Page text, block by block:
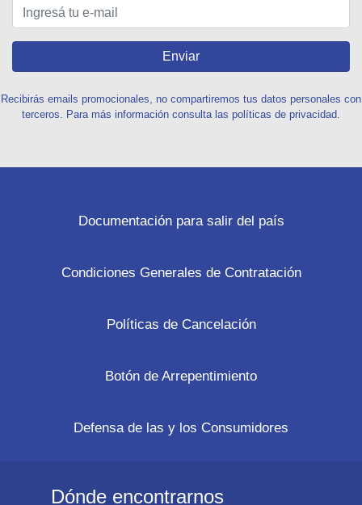
Enviar
Recibirás emails promocionales, no compartiremos tus datos personales con
terceros. Para más información consulta las políticas de privacidad.
Documentación para salir del país
Condiciones Generales de Contratación
Políticas de Cancelación
Botón de Arrepentimiento
Defensa de las y los Consumidores
Dónde encontrarnos